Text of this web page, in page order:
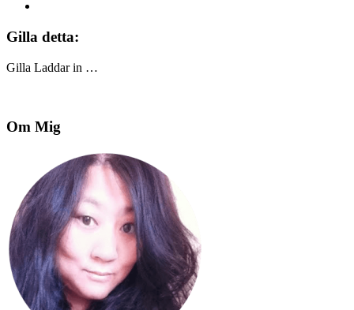
Gilla detta:
Gilla Laddar in …
Om Mig